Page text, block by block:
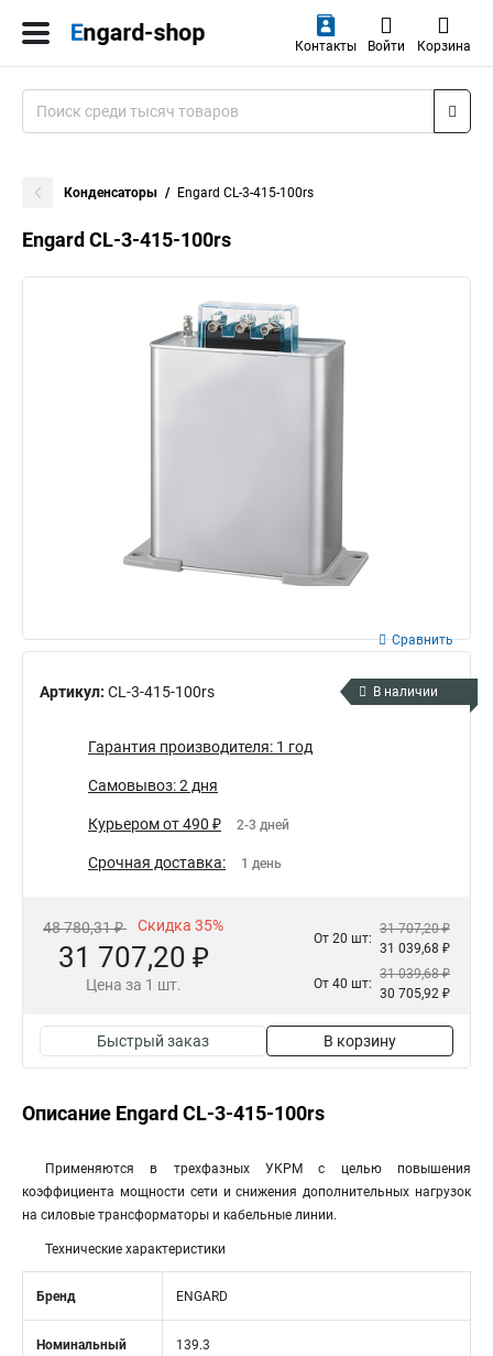
Контакты Войти Корзина
Конденсаторы Engard CL-3-415-100rs
Engard CL-3-415-100rs
Артикул: CL-3-415-100rs
Сравнить
В наличии
Гарантия производителя: 1 год
Самовывоз: 2 дня
Курьером от 490 ₽ 2-3 дней
Срочная доставка: 1 день
48 780,31 ₽ Скидка 35%
31 707,20 ₽
Цена за 1 шт.
От 20 шт:
31 707,20 ₽
31 039,68 ₽
От 40 шт:
31 039,68 ₽
30 705,92 ₽
Быстрый заказ В корзину
Описание Engard CL-3-415-100rs
Применяются в трехфазных УКРМ с целью повышения
коэффициента мощности сети и снижения дополнительных нагрузок
на силовые трансформаторы и кабельные линии.
Технические характеристики
Бренд ENGARD
Номинальный
139.3